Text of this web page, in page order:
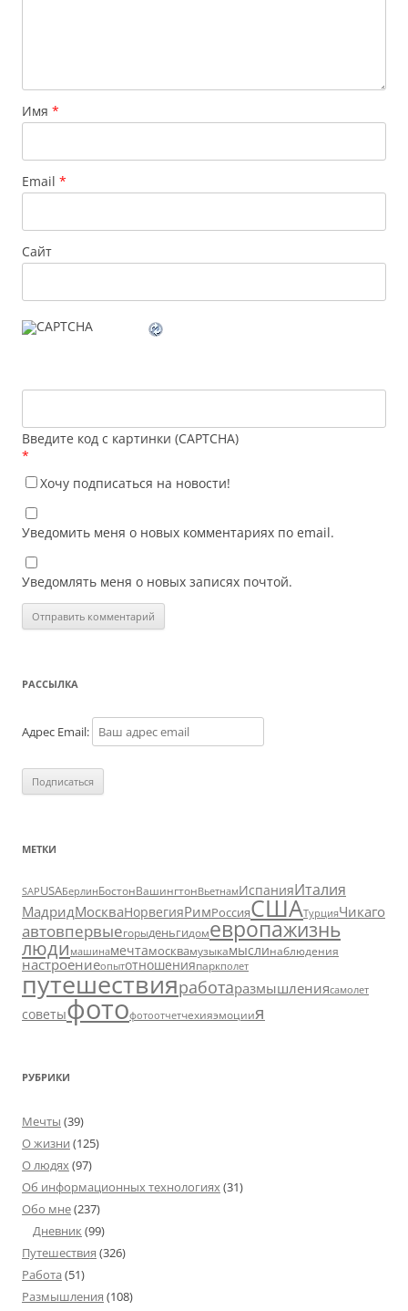
Имя *
Email *
Сайт
Введите код с картинки (CAPTCHA)
*
Хочу подписаться на новости!
Уведомить меня о новых комментариях по email.
Уведомлять меня о новых записях почтой.
РАССЫЛКА
Адрес Email:
МЕТКИ
SAPUSAБерлинБостонВашингтонВьетнамИспанияИталия
МадридМоскваНорвегияРимРоссияСШАТурцияЧикаго
автовпервыегорыденьгидомевропажизнь
люди машинамечтамосквамузыкамыслинаблюдения
настроениеопытотношенияпаркполет
путешествияработаразмышлениясамолет
советыфотофотоотчетчехияэмоциия
РУБРИКИ
Мечты (39)
О жизни (125)
О людях(97)
Об информационных технологиях(31)
Обо мне(237)
Дневник(99)
Путешествия (326)
Работа (51)
Размышления (108)